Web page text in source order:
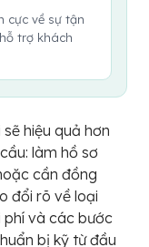
cực về sự tận
trợ khách
hiệu quả hơn
làm hồ sơ
cần đồng
đổi rõ về loại
phí và các bước
bị kỹ từ đầu